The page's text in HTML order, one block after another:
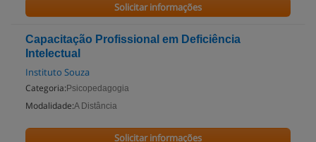
Solicitar informações
Capacitação Profissional em Deficiência
Intelectual
Instituto Souza
Categoria: Psicopedagogia
Modalidade:A Distância
Solicitar informações